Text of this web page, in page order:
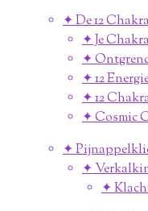
✦ De 12
✦ Je
✦
✦ 12
✦ 12
✦ Cosmic
✦
✦
✦